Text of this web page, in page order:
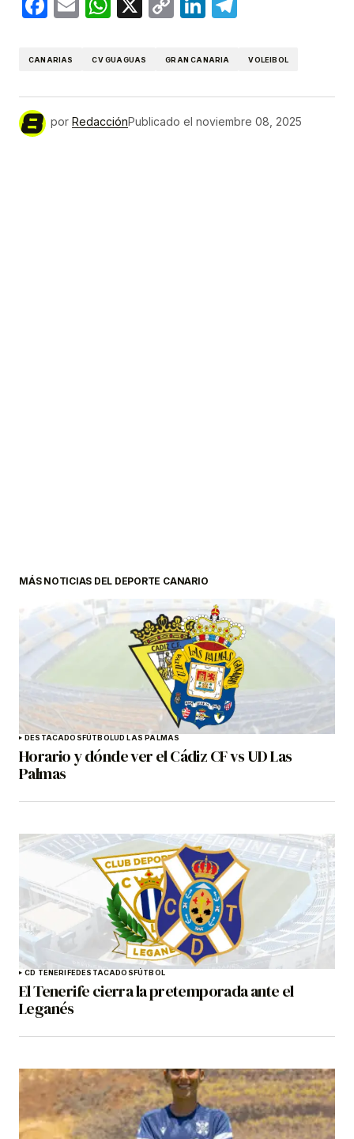
CANARIAS CV GUAGUAS GRAN CANARIA VOLEIBOL
por RedacciónPublicado el noviembre 08, 2025
MÁS NOTICIAS DEL DEPORTE CANARIO
DESTACADOSFÚTBOLUD LAS PALMAS
Horario y dónde ver el Cádiz CF vs UD Las
Palmas
CD TENERIFEDESTACADOSFÚTBOL
El Tenerife cierra la pretemporada ante el
Leganés